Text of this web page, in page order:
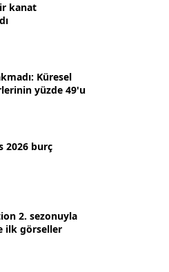
kanat
Küresel
yüzde 49'u
2026 burç
2. sezonuyla
ilk görseller